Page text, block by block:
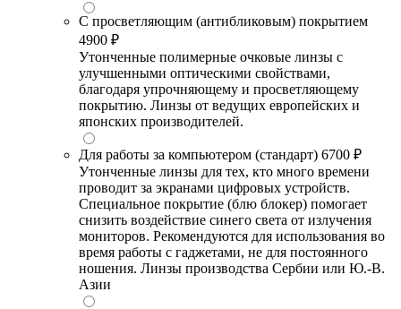
С просветляющим (антибликовым) покрытием
4900 ₽
Утонченные полимерные очковые линзы с
улучшенными оптическими свойствами,
благодаря упрочняющему и просветляющему
покрытию. Линзы от ведущих европейских и
японских производителей.
Для работы за компьютером (стандарт) 6700 ₽
Утонченные линзы для тех, кто много времени
проводит за экранами цифровых устройств.
Специальное покрытие (блю блокер) помогает
снизить воздействие синего света от излучения
мониторов. Рекомендуются для использования во
время работы с гаджетами, не для постоянного
ношения. Линзы производства Сербии или Ю.-В.
Азии